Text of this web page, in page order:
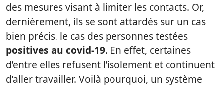
des mesures visant à limiter les contacts. Or,
dernièrement, ils se sont attardés sur un cas
bien précis, le cas des personnes testées
positives au covid-19. En effet, certaines
d’entre elles refusent l’isolement et continuent
d’aller travailler. Voilà pourquoi, un système